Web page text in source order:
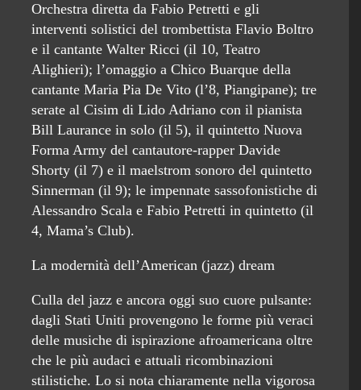
Orchestra diretta da Fabio Petretti e gli
interventi solistici del trombettista Flavio Boltro
e il cantante Walter Ricci (il 10, Teatro
Alighieri); l’omaggio a Chico Buarque della
cantante Maria Pia De Vito (l’8, Piangipane); tre
serate al Cisim di Lido Adriano con il pianista
Bill Laurance in solo (il 5), il quintetto Nuova
Forma Army del cantautore-rapper Davide
Shorty (il 7) e il maelstrom sonoro del quintetto
Sinnerman (il 9); le impennate sassofonistiche di
Alessandro Scala e Fabio Petretti in quintetto (il
4, Mama’s Club).
La modernità dell’American (jazz) dream
Culla del jazz e ancora oggi suo cuore pulsante:
dagli Stati Uniti provengono le forme più veraci
delle musiche di ispirazione afroamericana oltre
che le più audaci e attuali ricombinazioni
stilistiche. Lo si nota chiaramente nella vigorosa